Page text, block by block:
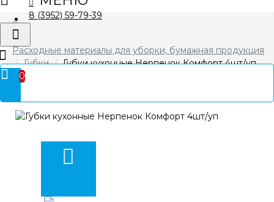
8 (3952) 59-79-39
0
Расходные материалы для уборки, бумажная продукция
Губки
Губки кухонные Нерпенок Комфорт 4шт/уп